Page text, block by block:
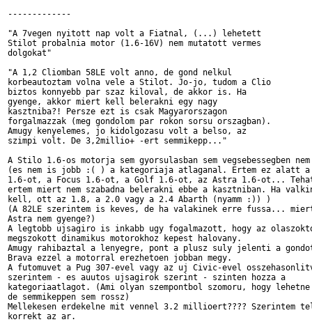
-------------
"A 7vegen nyitott nap volt a Fiatnal, (...) lehetett
Stilot probalnia motor (1.6-16V) nem mutatott vermes
dolgokat"
"A 1,2 Cliomban 58LE volt anno, de gond nelkul
korbeautoztam volna vele a Stilot. Jo-jo, tudom a Clio
biztos konnyebb par szaz kiloval, de akkor is. Ha
gyenge, akkor miert kell belerakni egy nagy
kasztniba?! Persze ezt is csak Magyarorszagon
forgalmazzak (meg gondolom par rokon sorsu orszagban).
Amugy kenyelemes, jo kidolgozasu volt a belso, az
szimpi volt. De 3,2millio+ -ert semmikepp..."
A Stilo 1.6-os motorja sem gyorsulasban sem vegsebessegben
(es nem is jobb :( ) a kategoriaja atlaganal. Ertem ez alatt a
1.6-ot, a Focus 1.6-ot, a Golf 1.6-ot, az Astra 1.6-ot... Tehat
ertem miert nem szabadna belerakni ebbe a kasztniban. Ha
kell, ott az 1.8, a 2.0 vagy a 2.4 Abarth (nyamm :)) )
(A 82LE szerintem is keves, de ha valakinek erre fussa...
Astra nem gyenge?)
A legtobb ujsagiro is inkabb ugy fogalmazott, hogy az
megszokott dinamikus motorokhoz kepest halovany.
Amugy rahibaztal a lenyegre, pont a plusz suly jelenti a
Brava ezzel a motorral erezhetoen jobban megy.
A futomuvet a Pug 307-evel vagy az uj Civic-evel
szerintem - es auutos ujsagirok szerint - szinten hozza a
kategoriaatlagot. (Ami olyan szempontbol szomoru, hogy
de semmikeppen sem rossz)
Mellekesen erdekelne mit vennel 3.2 millioert???? Szerintem
korrekt az ar.